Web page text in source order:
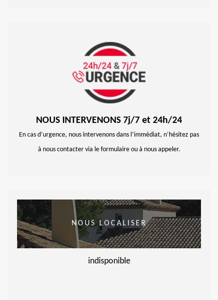
NOUS INTERVENONS 7j/7 et 24h/24
En cas d’urgence, nous intervenons dans l’immédiat, n’hésitez pas
à nous contacter via le formulaire ou à nous appeler.
NOUS LOCALISER
indisponible